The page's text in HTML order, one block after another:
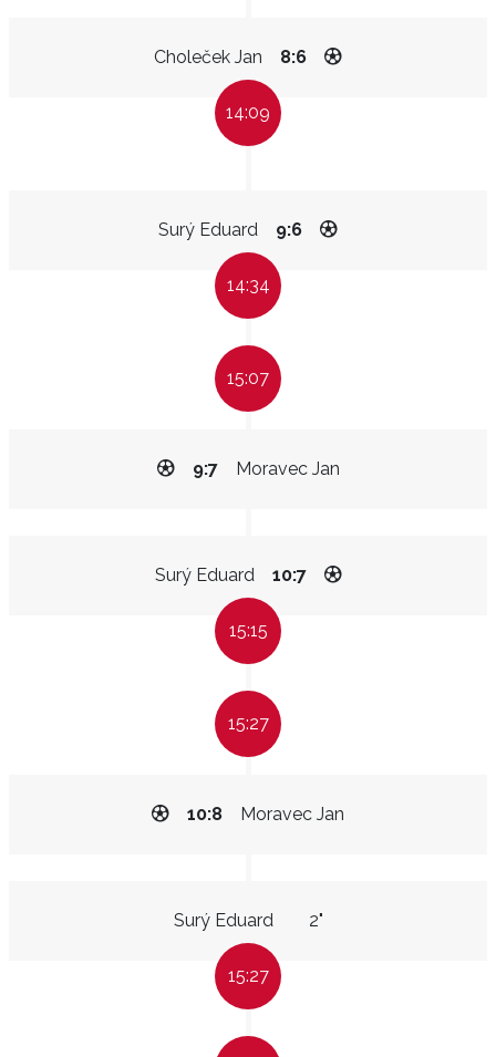
Choleček Jan 8:6
14:09
Surý Eduard 9:6
14:34
15:07
Moravec Jan
9:7
Surý Eduard 10:7
15:15
15:27
Moravec Jan
10:8
Surý Eduard 2"
15:27